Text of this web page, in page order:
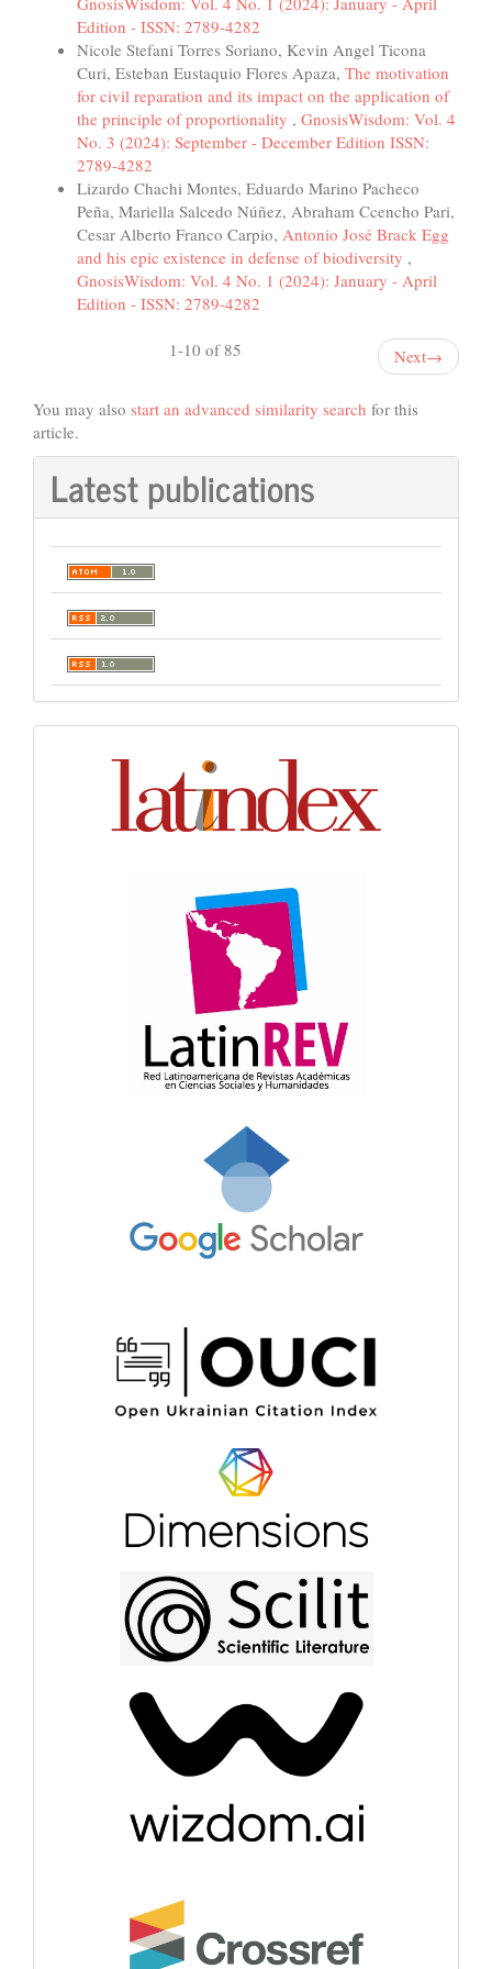
Edition - ISSN: 2789-4282
Nicole Stefani Torres Soriano, Kevin Angel Ticona
Curi, Esteban Eustaquio Flores Apaza, The motivation
for civil reparation and its impact on the application of
the principle of proportionality , GnosisWisdom: Vol. 4
No. 3 (2024): September - December Edition ISSN:
2789-4282
Lizardo Chachi Montes, Eduardo Marino Pacheco
Peña, Mariella Salcedo Núñez, Abraham Ccencho Pari,
Cesar Alberto Franco Carpio, Antonio José Brack Egg
and his epic existence in defense of biodiversity ,
GnosisWisdom: Vol. 4 No. 1 (2024): January - April
Edition - ISSN: 2789-4282
1-10 of 85 Next→
You may also start an advanced similarity search for this
article.
Latest publications
Indexación